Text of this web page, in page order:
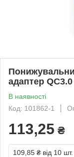
адаптер
В наявності
Код: 101862-1
113,25 ₴
109,85 ₴ від 10 шт.